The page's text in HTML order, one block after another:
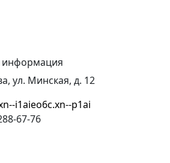
информация
ул. Минская, д. 12
i1aieo6c.xn--p1ai
67-76